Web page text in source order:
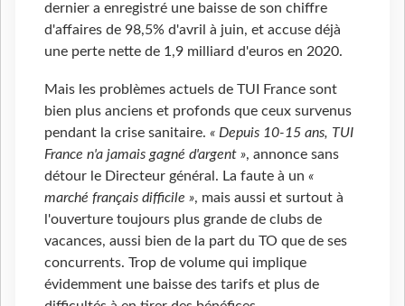
dernier a enregistré une baisse de son chiffre
d'affaires de 98,5% d'avril à juin, et accuse déjà
une perte nette de 1,9 milliard d'euros en 2020.
Mais les problèmes actuels de TUI France sont
bien plus anciens et profonds que ceux survenus
pendant la crise sanitaire. « Depuis 10-15 ans, TUI
France n'a jamais gagné d'argent », annonce sans
détour le Directeur général. La faute à un «
marché français difficile », mais aussi et surtout à
l'ouverture toujours plus grande de clubs de
vacances, aussi bien de la part du TO que de ses
concurrents. Trop de volume qui implique
évidemment une baisse des tarifs et plus de